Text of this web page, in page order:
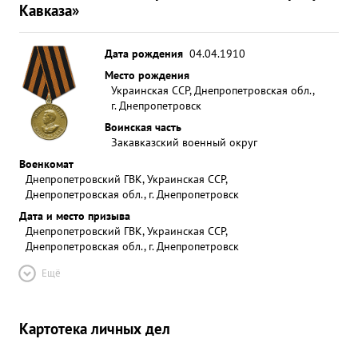
Кавказа»
Дата рождения 04.04.1910
Место рождения
Украинская ССР, Днепропетровская обл.,
г. Днепропетровск
Воинская часть
Закавказский военный округ
Военкомат
Днепропетровский ГВК, Украинская ССР,
Днепропетровская обл., г. Днепропетровск
Дата и место призыва
Днепропетровский ГВК, Украинская ССР,
Днепропетровская обл., г. Днепропетровск
Ещё
Картотека личных дел